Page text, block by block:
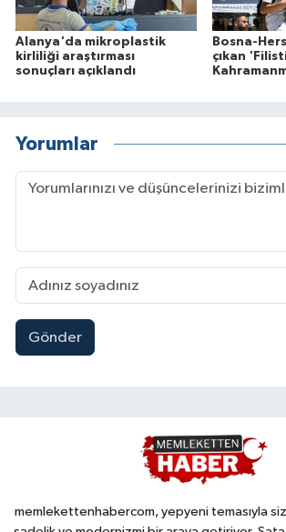
Alanya'da mikroplastik
kirliliği araştırması
sonuçları açıklandı
Bosna-
çıkan
Yorumlar
Gönder
memlekettenhabercom, yepyeni temasıyla